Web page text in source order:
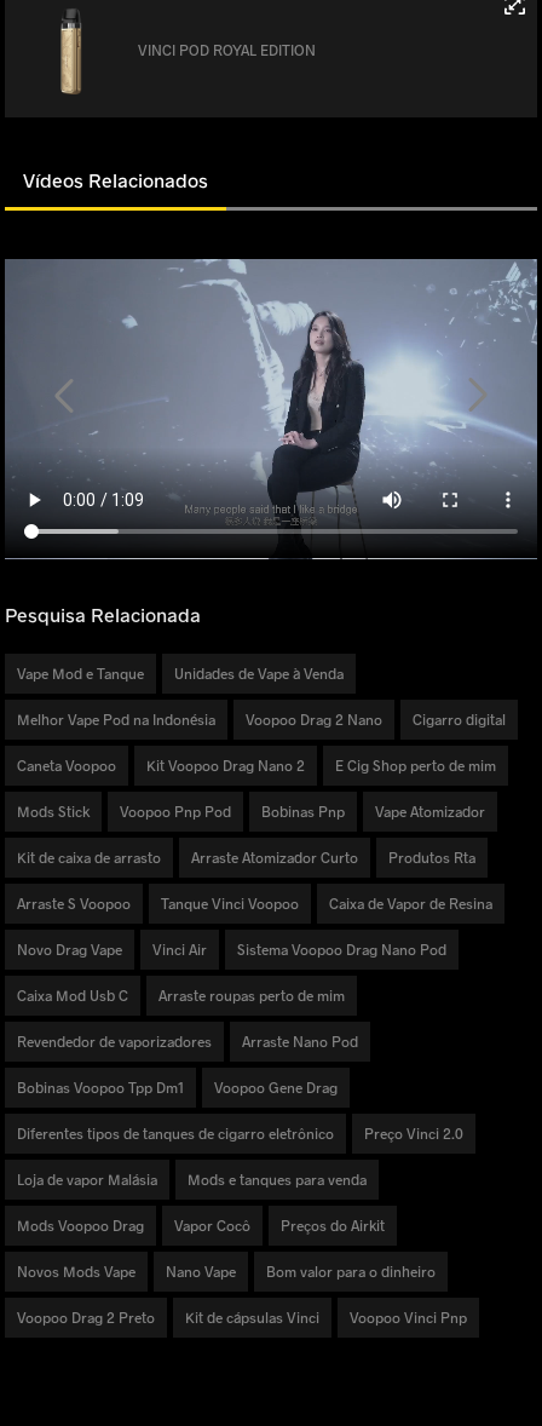
VINCI POD ROYAL EDITION
Vídeos Relacionados
Pesquisa Relacionada
Vape Mod e Tanque Unidades de Vape à Venda
Melhor Vape Pod na Indonésia Voopoo Drag 2 Nano Cigarro digital
Caneta Voopoo Kit Voopoo Drag Nano 2 E Cig Shop perto de mim
Mods Stick Voopoo Pnp Pod Bobinas Pnp Vape Atomizador
Kit de caixa de arrasto Arraste Atomizador Curto Produtos Rta
Arraste S Voopoo Tanque Vinci Voopoo Caixa de Vapor de Resina
Novo Drag Vape Vinci Air Sistema Voopoo Drag Nano Pod
Caixa Mod Usb C Arraste roupas perto de mim
Revendedor de vaporizadores Arraste Nano Pod
Bobinas Voopoo Tpp Dm1 Voopoo Gene Drag
Diferentes tipos de tanques de cigarro eletrônico Preço Vinci 2.0
Loja de vapor Malásia Mods e tanques para venda
Mods Voopoo Drag Vapor Cocô Preços do Airkit
Novos Mods Vape Nano Vape Bom valor para o dinheiro
Voopoo Drag 2 Preto Kit de cápsulas Vinci Voopoo Vinci Pnp